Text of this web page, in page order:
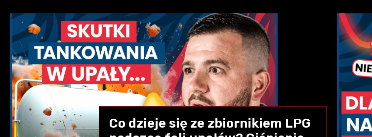
Co dzieje się ze zbiornikiem LPG